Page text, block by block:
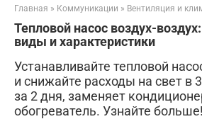
Главная » Коммуникации » Вентиляция и
Тепловой насос воздух-
виды и характеристики
Устанавливайте тепловой
и снижайте расходы на свет в
за 2 дня, заменяет
обогреватель. Узнайте больше!